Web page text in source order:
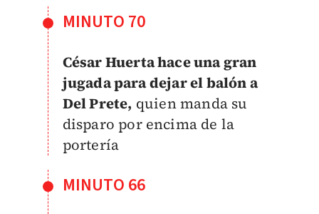
MINUTO 70
César Huerta hace una gran
jugada para dejar el balón a
Del Prete, quien manda su
disparo por encima de la
portería
MINUTO 66